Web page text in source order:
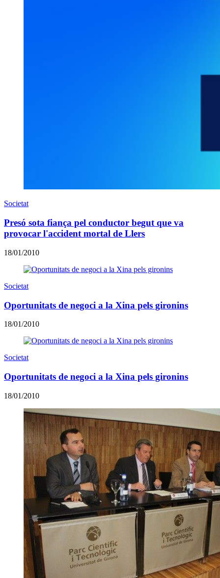
Societat
Presó sota fiança pel conductor begut que va
provocar l'accident mortal de Llers
18/01/2010
Societat
Oportunitats de negoci a la Xina pels gironins
18/01/2010
Societat
Oportunitats de negoci a la Xina pels gironins
18/01/2010